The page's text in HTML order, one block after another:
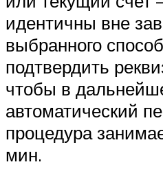
идентичны вне
выбранного
подтвердить
чтобы в
автоматический
процедура
мин.